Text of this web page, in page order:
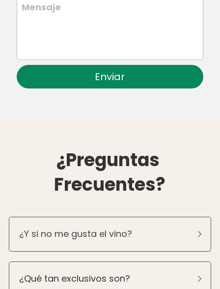
Mensaje
Enviar
¿Preguntas
Frecuentes?
¿Y si no me gusta el vino?
¿Qué tan exclusivos son?